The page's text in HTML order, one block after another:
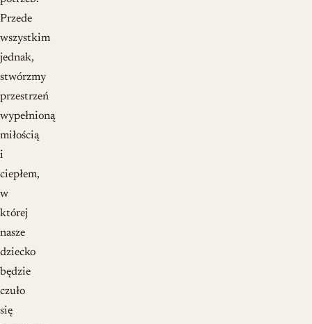
Przede
wszystkim
jednak,
stwórzmy
przestrzeń
wypełnioną
miłością
i
ciepłem,
w
której
nasze
dziecko
będzie
czuło
się